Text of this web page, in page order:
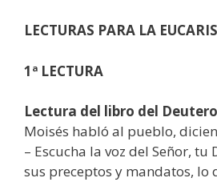
LECTURAS PARA LA
1ª LECTURA
Lectura del libro del
Moisés habló al pueblo,
– Escucha la voz del Señor,
sus preceptos y mandatos, lo